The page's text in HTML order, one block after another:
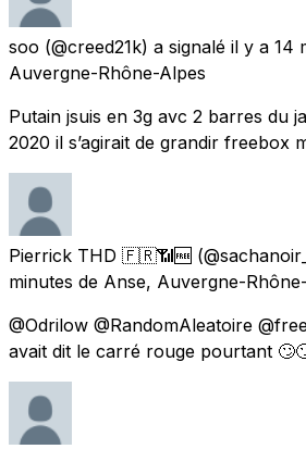
soo (@creed21k) a signalé il y a 14
Auvergne-Rhône-Alpes
Putain jsuis en 3g avc 2 barres du
2020 il s’agirait de grandir freebox
Pierrick THD 🇫🇷📶🆓
minutes de Anse, Auvergne-
@Odrilow @RandomAleatoire
avait dit le carré rouge pourtant